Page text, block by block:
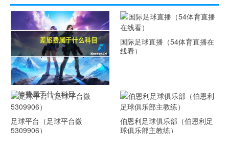
差旅费属于什么科目
国际足球直播（54体育直播在
线看）
足球平台（足球平台微
5309906）
伯恩利足球俱乐部（伯恩利足
球俱乐部主教练）